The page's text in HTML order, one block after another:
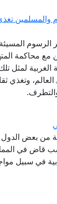
والمسلمين
الرسوم
مع محاكمة
نشر الصحافة الغربية
وتغذي
من بعض
قاض في
في سبيل